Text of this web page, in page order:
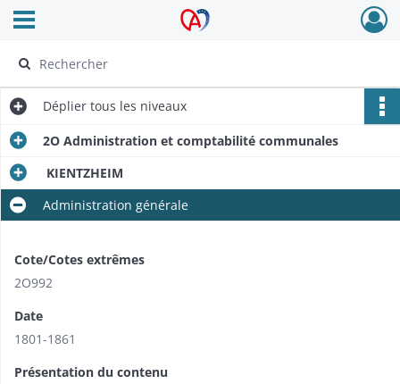
Archives Alsace - Colmar
Ouvrir le menu déroulant
Déplier tous les niveaux
2O Administration et comptabilité communales
KIENTZHEIM
Administration générale
Cote/Cotes extrêmes
2O992
Date
1801-1861
Présentation du contenu